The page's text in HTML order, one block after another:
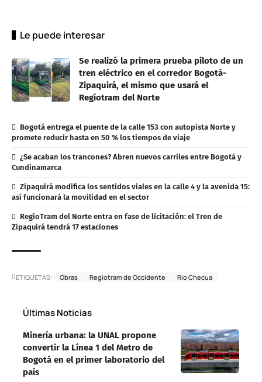
Le puede interesar
Se realizó la primera prueba piloto de un
tren eléctrico en el corredor Bogotá-
Zipaquirá, el mismo que usará el
Regiotram del Norte
Bogotá entrega el puente de la calle 153 con autopista Norte y
promete reducir hasta en 50 % los tiempos de viaje
¿Se acaban los trancones? Abren nuevos carriles entre Bogotá y
Cundinamarca
Zipaquirá modifica los sentidos viales en la calle 4 y la avenida 15:
así funcionará la movilidad en el sector
RegioTram del Norte entra en fase de licitación: el Tren de
Zipaquirá tendrá 17 estaciones
ETIQUETAS: Obras Regiotram de Occidente Río Checua
Últimas Noticias
Minería urbana: la UNAL propone
convertir la Línea 1 del Metro de
Bogotá en el primer laboratorio del
país